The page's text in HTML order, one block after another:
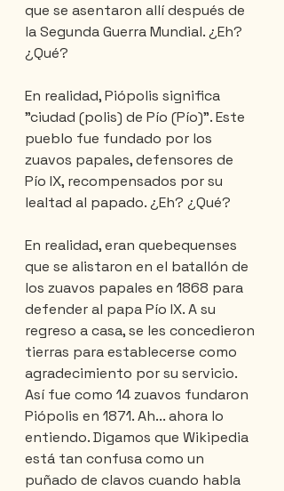
que se asentaron allí después de
la Segunda Guerra Mundial. ¿Eh?
¿Qué?
En realidad, Piópolis significa
"ciudad (polis) de Pío (Pío)". Este
pueblo fue fundado por los
zuavos papales, defensores de
Pío IX, recompensados ​​por su
lealtad al papado. ¿Eh? ¿Qué?
En realidad, eran quebequenses
que se alistaron en el batallón de
los zuavos papales en 1868 para
defender al papa Pío IX. A su
regreso a casa, se les concedieron
tierras para establecerse como
agradecimiento por su servicio.
Así fue como 14 zuavos fundaron
Piópolis en 1871. Ah... ahora lo
entiendo. Digamos que Wikipedia
está tan confusa como un
puñado de clavos cuando habla